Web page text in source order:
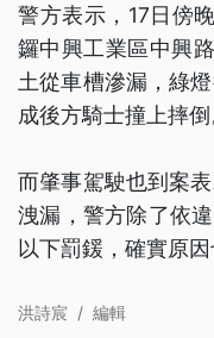
警方表示，17日傍
鑼中興工業區中興
土從車槽滲漏，綠
成後方騎士撞上摔倒
而肇事駕駛也到案
洩漏，警方除了依
以下罰鍰，確實原因
洪詩宸 / 編輯